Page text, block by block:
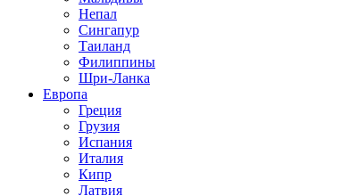
Непал
Сингапур
Таиланд
Филиппины
Шри-Ланка
Европа
Греция
Грузия
Испания
Италия
Кипр
Латвия